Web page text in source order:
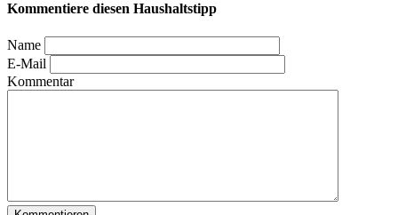
Kommentiere diesen Haushaltstipp
Name
E-Mail
Kommentar